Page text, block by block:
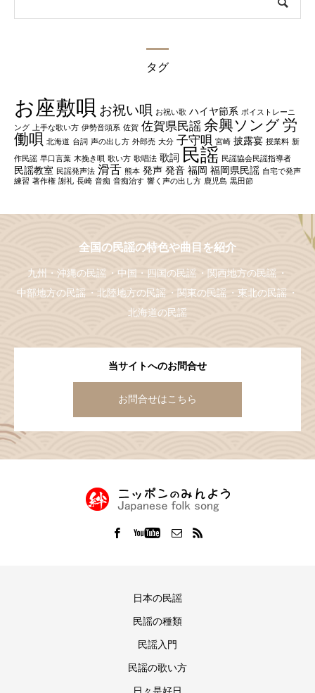
タグ
お座敷唄 お祝い唄 お祝い歌 ハイヤ節系 ボイストレーニ
ング
上手な歌い方 伊勢音頭系 佐賀 佐賀県民謡 余興ソング労
働唄 北海道 台詞 声の出し方 外郎売 大分 子守唄 宮崎 披露宴 授業料 新
作民謡 早口言葉 木挽き唄 歌い方 歌唱法 歌詞 民謡 民謡協会民謡指導者
民謡教室 民謡発声法 滑舌 熊本 発声 発音 福岡 福岡県民謡 自宅で発声
練習 著作権 謝礼 長崎 音痴 音痴治す 響く声の出し方 鹿児島 黒田節
全国の民謡の特色や曲目を紹介
九州・沖縄の民謡 中国・四国の民謡
関西地方の民謡
中部地方の民謡
北陸地方の民謡 関東の民謡
東北の民謡
北海道の民謡
当サイトへのお問合せ
お問合せはこちら
日本の民謡
民謡の種類
民謡入門
民謡の歌い方
日々是好日